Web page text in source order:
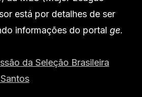
está por detalhes de ser
informações do portal ge.
da Seleção Brasileira